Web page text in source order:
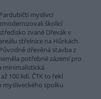
Pardubičtí myslivci
školicí
středisko zvané Dřevák v
areálu střelnice na Hůrkách.
Původně dřevěná stavba z
potřebné zázemí pro
minimalistická
100 lidí. ČTK to řekl
mysliveckého spolku